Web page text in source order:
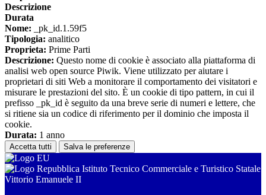
Descrizione
Durata
Nome: _pk_id.1.59f5
Tipologia: analitico
Proprieta: Prime Parti
Descrizione: Questo nome di cookie è associato alla piattaforma di
analisi web open source Piwik. Viene utilizzato per aiutare i
proprietari di siti Web a monitorare il comportamento dei visitatori e
misurare le prestazioni del sito. È un cookie di tipo pattern, in cui il
prefisso _pk_id è seguito da una breve serie di numeri e lettere, che
si ritiene sia un codice di riferimento per il dominio che imposta il
cookie.
Durata: 1 anno
Accetta tutti Salva le preferenze
Istituto Tecnico Commerciale e Turistico Statale
Vittorio Emanuele II